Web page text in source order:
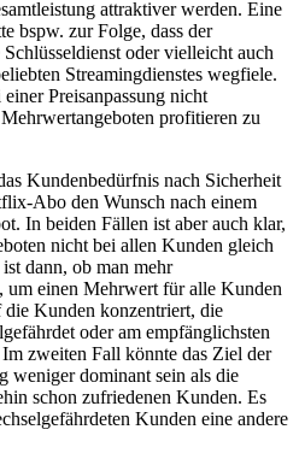
attraktiver werden. Eine
bspw. zur Folge, dass der
oder vielleicht auch
Streamingdienstes wegfiele.
Preisanpassung nicht
profitieren zu
Kundenbedürfnis nach Sicherheit
Abo den Wunsch nach einem
In beiden Fällen ist aber auch klar,
nicht bei allen Kunden gleich
dann, ob man mehr
um einen Mehrwert für alle Kunden
die Kunden konzentriert, die
oder am empfänglichsten
zweiten Fall könnte das Ziel der
weniger dominant sein als die
schon zufriedenen Kunden. Es
Kunden eine andere